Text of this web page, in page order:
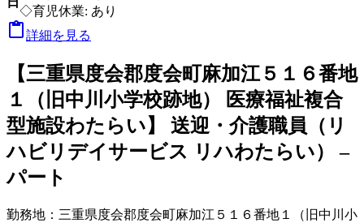
◇育児休業: あり
詳細を見る
【三重県度会郡度会町麻加江５１６番地
１（旧中川小学校跡地） 医療福祉複合
型施設わたらい】 送迎・介護職員（リ
ハビリデイサービス リハわたらい） –
パート
勤務地： 三重県度会郡度会町麻加江５１６番地１（旧中川小